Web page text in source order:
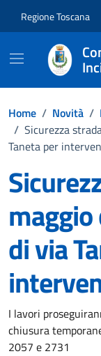
Regione Toscana
Home / Novità /
/ Sicurezza
Taneta per
di via
Dettagli
I lavori
chiusura
2057 e 2731